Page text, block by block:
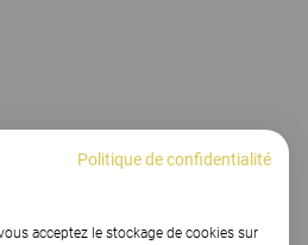
Politique de confidentialité
acceptez le stockage de cookies sur